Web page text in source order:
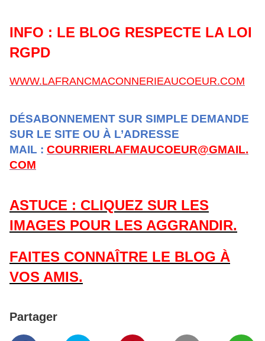
INFO : LE BLOG RESPECTE LA LOI
RGPD
WWW.LAFRANCMACONNERIEAUCOEUR.COM
DÉSABONNEMENT SUR SIMPLE DEMANDE
SUR LE SITE OU À L’ADRESSE
MAIL : COURRIERLAFMAUCOEUR@GMAIL.
COM
ASTUCE : CLIQUEZ SUR LES
IMAGES POUR LES AGGRANDIR.
FAITES CONNAÎTRE LE BLOG À
VOS AMIS.
Partager